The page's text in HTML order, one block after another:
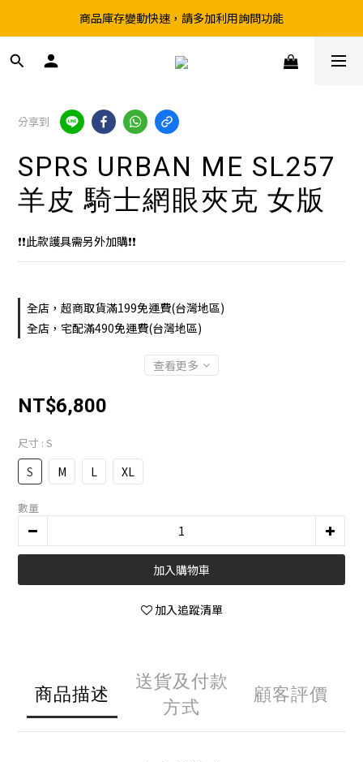
超取滿199、宅配滿490 享免運優惠
商品庫存變動快速，請多加利用詢問功能
前往實體店選購商品前，請先致電詢問庫存
分享到
SPRS URBAN ME SL257
羊皮 騎士網眼夾克 女版
❗❗此款護具需另外加購❗❗
全店，超商取貨滿199免運費(台灣地區)
全店，宅配滿490免運費(台灣地區)
查看更多
NT$6,800
尺寸 : S
S M L XL
數量
加入購物車
加入追蹤清單
商品描述
送貨及付款
方式
顧客評價